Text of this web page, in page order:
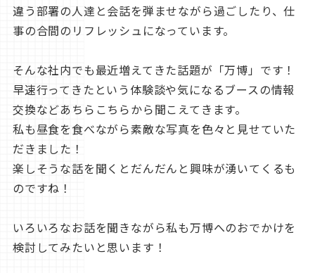
違う部署の人達と会話を弾ませながら過ごしたり、仕
事の合間のリフレッシュになっています。
そんな社内でも最近増えてきた話題が「万博」です！
早速行ってきたという体験談や気になるブースの情報
交換などあちらこちらから聞こえてきます。
私も昼食を食べながら素敵な写真を色々と見せていた
だきました！
楽しそうな話を聞くとだんだんと興味が湧いてくるも
のですね！
いろいろなお話を聞きながら私も万博へのおでかけを
検討してみたいと思います！